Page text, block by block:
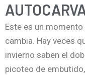
Este es un
cambia. Hay veces
invierno saben el
picoteo de